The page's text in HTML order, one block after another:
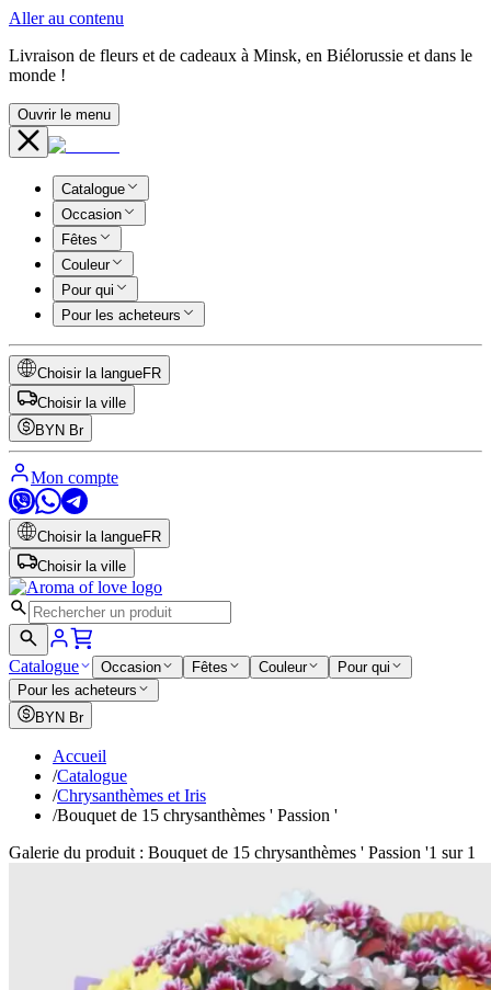
Aller au contenu
Livraison de fleurs et de cadeaux à Minsk, en Biélorussie et dans le
monde !
Ouvrir le menu
Catalogue
Occasion
Fêtes
Couleur
Pour qui
Pour les acheteurs
Choisir la langueFR
Choisir la ville
BYN Br
Mon compte
Choisir la langueFR
Choisir la ville
Catalogue Occasion Fêtes Couleur
Pour qui
Pour les acheteurs
BYN Br
Accueil
/Catalogue
/Chrysanthèmes et Iris
/Bouquet de 15 chrysanthèmes ' Passion '
Galerie du produit : Bouquet de 15 chrysanthèmes ' Passion '1 sur 1